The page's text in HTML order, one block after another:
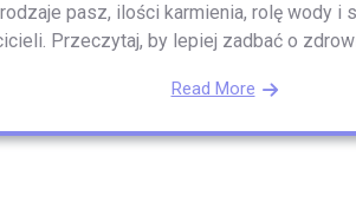
pasz, ilości karmienia, rolę wody i
Przeczytaj, by lepiej zadbać o
Read More